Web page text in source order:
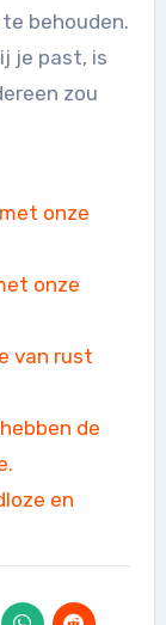
behouden.
je past, is
zou
onze
van rust
de
en